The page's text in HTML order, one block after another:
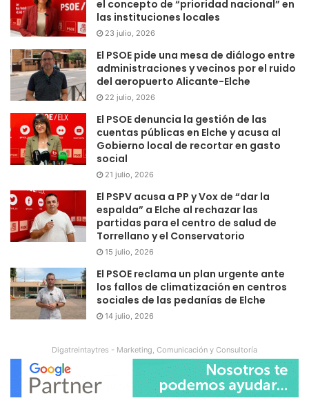
el concepto de “prioridad nacional” en
las instituciones locales
23 julio, 2026
El PSOE pide una mesa de diálogo entre
administraciones y vecinos por el ruido
del aeropuerto Alicante-Elche
22 julio, 2026
El PSOE denuncia la gestión de las
cuentas públicas en Elche y acusa al
Gobierno local de recortar en gasto
social
21 julio, 2026
El PSPV acusa a PP y Vox de “dar la
espalda” a Elche al rechazar las
partidas para el centro de salud de
Torrellano y el Conservatorio
15 julio, 2026
El PSOE reclama un plan urgente ante
los fallos de climatización en centros
sociales de las pedanías de Elche
14 julio, 2026
Digatreintaytres - Marketing, Comunicación y Consultoría